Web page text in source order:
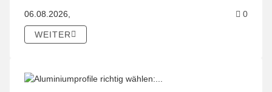
06.08.2026, 0
WEITER